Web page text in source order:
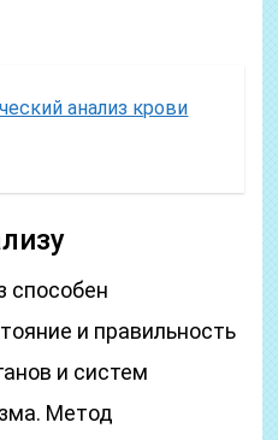
анализ крови
способен
и правильность
и систем
Метод